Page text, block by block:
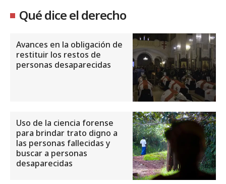
Qué dice el derecho
Avances en la obligación de
restituir los restos de
personas desaparecidas
Uso de la ciencia forense
para brindar trato digno a
las personas fallecidas y
buscar a personas
desaparecidas